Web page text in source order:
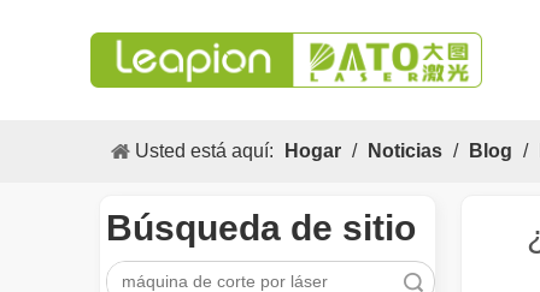
Usted está aquí: Hogar / Noticias / Blog /
Búsqueda de sitio
Búsqueda